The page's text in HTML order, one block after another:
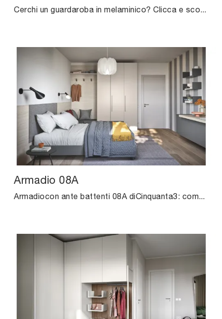
Cerchi un guardaroba in melaminico? Clicca e scopri armadi a muro con ante battenti di Cinquanta3.
Armadio 08A